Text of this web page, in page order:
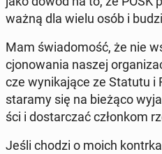
ważną dla wielu osób i
Mam świa­do­mość, że nie
cjo­no­wa­nia naszej
cze wy­ni­ka­ją­ce ze Statutu i
staramy się na bieżąco
ści i do­star­czać człon­kom
Jeśli chodzi o moich